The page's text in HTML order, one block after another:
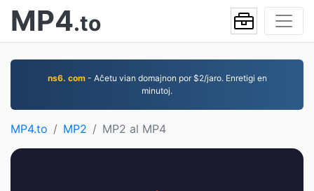
MP4.to
ns6. com- Aĉetu vian domajnon por $2/jaro. Enretigi en
minutoj.
MP4.to MP2 MP2 al MP4